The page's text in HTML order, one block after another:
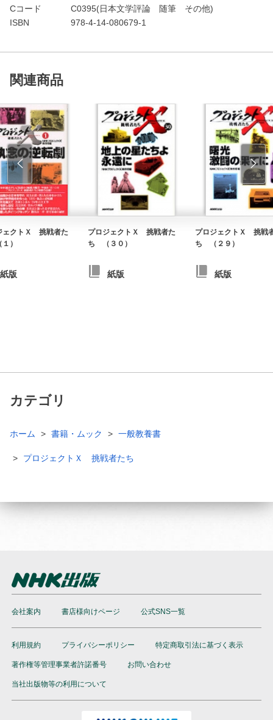
Cコード
C0395(日本文学評論 随筆 その他)
ISBN
978-4-14-080679-1
関連商品
ェクトＸ 挑戦者た
）
紙版
プロジェクトＸ 挑戦者た
ち （３０）
紙版
プロジェクトＸ 挑戦
ち （２９）
紙版
カテゴリ
ホーム 書籍・ムック 一般教養書
プロジェクトＸ 挑戦者たち
会社案内 書店様向けページ 公式SNS一覧
利用規約 プライバシーポリシー 特定商取引法に基づく表示
著作権等管理事業者許諾番号 お問い合わせ
当社出版物等の利用について